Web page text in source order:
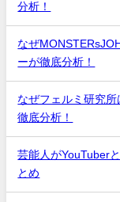
分析！
なぜ
ーが徹底分析！
なぜフェルミ研究
徹底分析！
芸能人がYouTuber
とめ